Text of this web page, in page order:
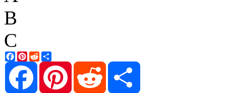
B
C
Facebook
Pinterest
Reddit
Facebook
Pinterest Reddit